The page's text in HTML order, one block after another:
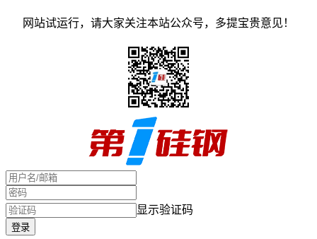
网站试运行，请大家关注本站公众号，多提宝贵意见！
显示验证码